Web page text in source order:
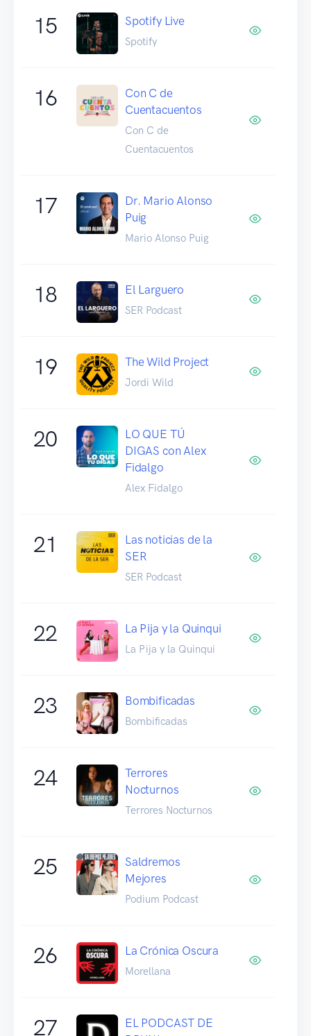
15 Spotify Live
Spotify
16
Con C de
Cuentacuentos
Con C de
Cuentacuentos
17
Dr. Mario Alonso
Puig
Mario Alonso Puig
18 El Larguero
SER Podcast
19 The Wild Project
Jordi Wild
20
LO QUE TÚ
DIGAS con Alex
Fidalgo
Alex Fidalgo
21
Las noticias de la
SER
SER Podcast
22 La Pija y la Quinqui
La Pija y la Quinqui
23 Bombificadas
Bombificadas
24
Terrores
Nocturnos
Terrores Nocturnos
25
Saldremos
Mejores
Podium Podcast
26 La Crónica Oscura
Morellana
27
EL PODCAST DE